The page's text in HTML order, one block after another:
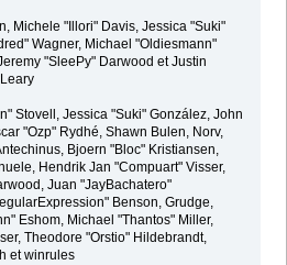
Michele "Illori" Davis, Jessica "Suki"
Wagner, Michael "Oldiesmann"
"SleePy" Darwood et Justin
Stovell, Jessica "Suki" González, John
"Ozp" Rydhé, Shawn Bulen, Norv,
Bjoern "Bloc" Kristiansen,
Hendrik Jan "Compuart" Visser,
Juan "JayBachatero"
Benson, Grudge,
Eshom, Michael "Thantos" Miller,
Theodore "Orstio" Hildebrandt,
et winrules